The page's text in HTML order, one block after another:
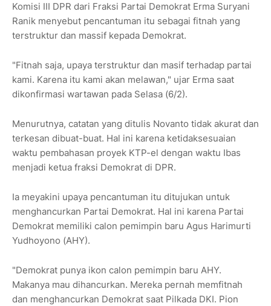
Komisi III DPR dari Fraksi Partai Demokrat Erma Suryani
Ranik menyebut pencantuman itu sebagai fitnah yang
terstruktur dan massif kepada Demokrat.
"Fitnah saja, upaya terstruktur dan masif terhadap partai
kami. Karena itu kami akan melawan," ujar Erma saat
dikonfirmasi wartawan pada Selasa (6/2).
Menurutnya, catatan yang ditulis Novanto tidak akurat dan
terkesan dibuat-buat. Hal ini karena ketidaksesuaian
waktu pembahasan proyek KTP-el dengan waktu Ibas
menjadi ketua fraksi Demokrat di DPR.
Ia meyakini upaya pencantuman itu ditujukan untuk
menghancurkan Partai Demokrat. Hal ini karena Partai
Demokrat memiliki calon pemimpin baru Agus Harimurti
Yudhoyono (AHY).
"Demokrat punya ikon calon pemimpin baru AHY.
Makanya mau dihancurkan. Mereka pernah memfitnah
dan menghancurkan Demokrat saat Pilkada DKI. Pion